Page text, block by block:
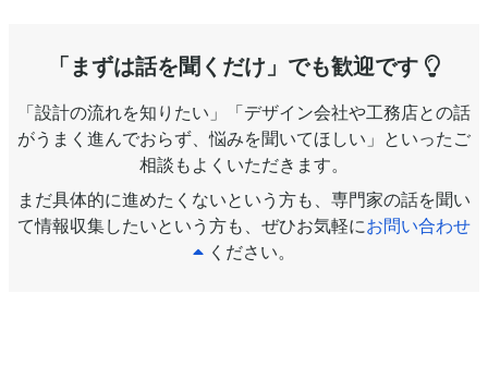
「まずは話を聞くだけ」でも歓迎です
「設計の流れを知りたい」「デザイン会社や工務店との話
がうまく進んでおらず、悩みを聞いてほしい」といったご
相談もよくいただきます。
まだ具体的に進めたくないという方も、専門家の話を聞い
て情報収集したいという方も、ぜひお気軽にお問い合わせ
ください。